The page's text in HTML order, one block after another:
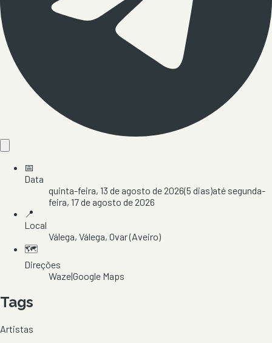
📅
Data
quinta-feira, 13 de agosto de 2026(5 dias)até segunda-
feira, 17 de agosto de 2026
📍
Local
Válega, Válega, Ovar(Aveiro)
🗺️
Direções
Waze|Google Maps
Tags
Artistas